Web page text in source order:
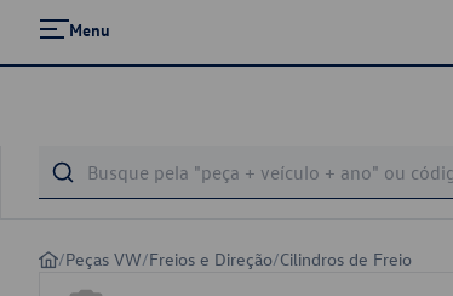
Menu
/Peças VW/Freios e Direção/Cilindros de Freio